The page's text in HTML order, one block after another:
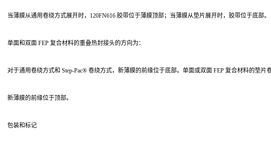
当薄膜从通用卷绕方式展开时，120FN616 胶带位于薄膜顶部；当薄膜从垫片展开时，胶带位于底部。
单面和双面 FEP 复合材料的重叠热封接头的方向为：
对于通用卷绕方式和 Step-Pac® 卷绕方式，新薄膜的前缘位于底部。单面或双面 FEP 复合材料的垫片
新薄膜的前缘位于顶部。
包装和标记